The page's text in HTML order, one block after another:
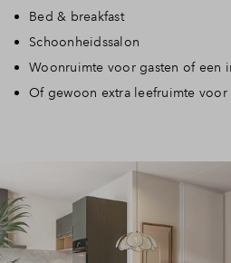
Bed & breakfast
Schoonheidssalon
Woonruimte voor gasten of een
Of gewoon extra leefruimte voor